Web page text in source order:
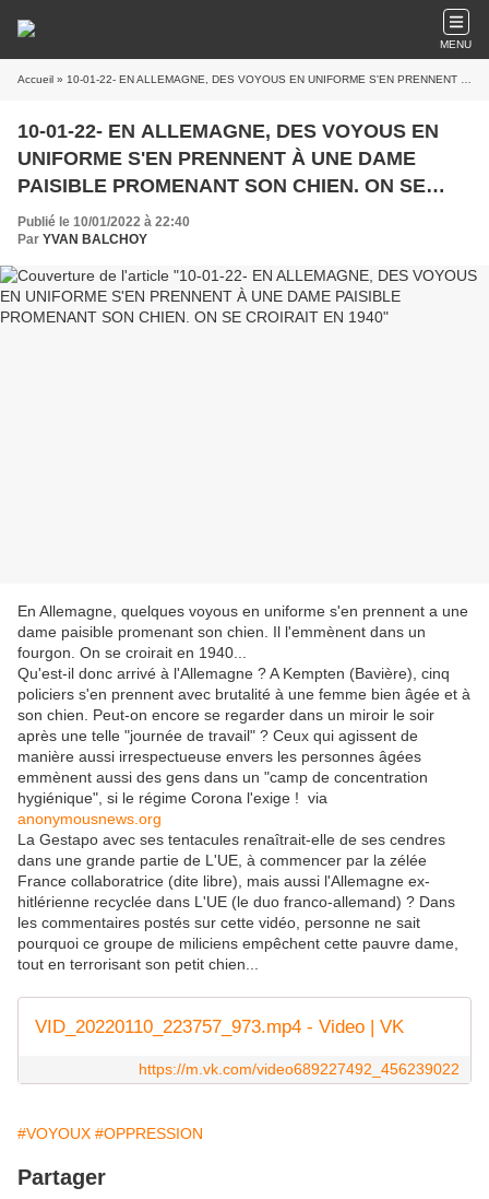
MENU
Accueil » 10-01-22- EN ALLEMAGNE, DES VOYOUS EN UNIFORME S'EN PRENNENT À UNE DAME PAISIBLE PROMENANT SON CHIEN. ON SE CROIRAIT EN 1940
10-01-22- EN ALLEMAGNE, DES VOYOUS EN
UNIFORME S'EN PRENNENT À UNE DAME
PAISIBLE PROMENANT SON CHIEN. ON SE
CROIRAIT EN 1940
Publié le 10/01/2022 à 22:40
Par YVAN BALCHOY
En Allemagne, quelques voyous en uniforme s'en prennent a une
dame paisible promenant son chien. Il l'emmènent dans un
fourgon. On se croirait en 1940.
Qu'est-il donc arrivé à l'Allemagne ? A Kempten (Bavière), cinq
policiers s'en prennent avec brutalité à une femme bien âgée et à
son chien. Peut-on encore se regarder dans un miroir le soir
après une telle "journée de travail" ? Ceux qui agissent de
manière aussi irrespectueuse envers les personnes âgées
emmènent aussi des gens dans un "camp de concentration
hygiénique", si le régime Corona l'exige ! ️ via
anonymousnews.org
La Gestapo avec ses tentacules renaîtrait-elle de ses cendres
dans une grande partie de L'UE, à commencer par la zélée
France collaboratrice (dite libre), mais aussi l'Allemagne ex-
hitlérienne recyclée dans L'UE (le duo franco-allemand) ? Dans
les commentaires postés sur cette vidéo, personne ne sait
pourquoi ce groupe de miliciens empêchent cette pauvre dame,
tout en terrorisant son petit chien...
VID_20220110_223757_973.mp4 - Video | VK
https://m.vk.com/video689227492_456239022
#VOYOUX #OPPRESSION
Partager